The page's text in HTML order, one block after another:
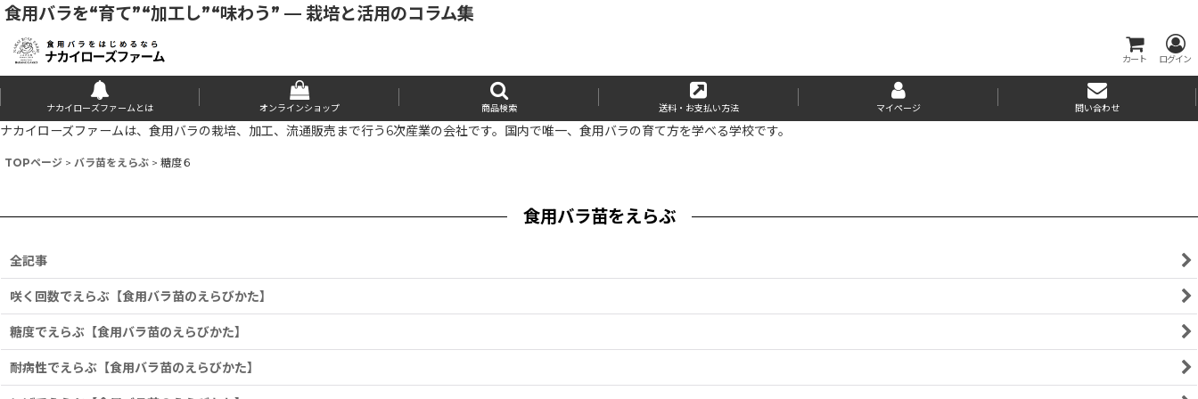
食用バラを“育て”“加工し”“味わう” — 栽培と活用のコラム集
カート ログイン
ナカイローズファームとは オンラインショップ 商品検索 送料・お支払い方法 マイページ 問い合わせ
ナカイローズファームは、食用バラの栽培、加工、流通販売まで行う6次産業の会社です。国内で唯一、食用バラの育て方を学べる学校です。
TOPページ > バラ苗をえらぶ > 糖度６
食用バラ苗をえらぶ
全記事
咲く回数でえらぶ【食用バラ苗のえらびかた】
糖度でえらぶ【食用バラ苗のえらびかた】
耐病性でえらぶ【食用バラ苗のえらびかた】